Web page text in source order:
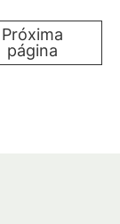
Próxima
página